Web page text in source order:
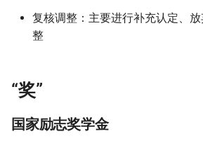
复核调整：主要进行补充认定、
整
“奖”
国家励志奖学金